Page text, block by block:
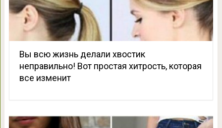
Вы всю жизнь делали хвостик
неправильно! Вот простая хитрость, которая
все изменит